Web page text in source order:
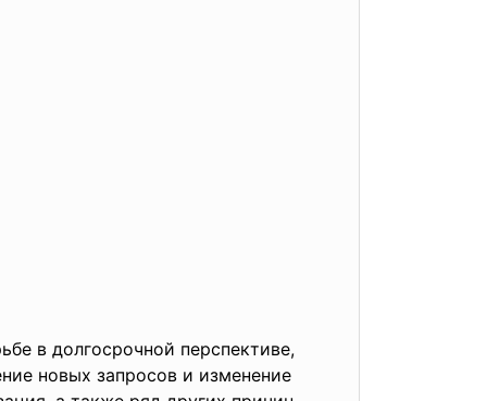
в долгосрочной перспективе,
новых запросов и изменение